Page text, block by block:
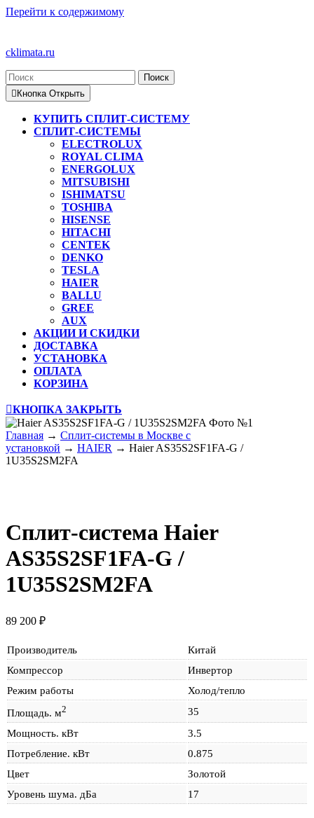
Перейти к содержимому
cklimata.ru
Кнопка Открыть
КУПИТЬ СПЛИТ-СИСТЕМУ
СПЛИТ-СИСТЕМЫ
ELECTROLUX
ROYAL CLIMA
ENERGOLUX
MITSUBISHI
ISHIMATSU
TOSHIBA
HISENSE
HITACHI
CENTEK
DENKO
TESLA
HAIER
BALLU
GREE
AUX
АКЦИИ И СКИДКИ
ДОСТАВКА
УСТАНОВКА
ОПЛАТА
КОРЗИНА
КНОПКА ЗАКРЫТЬ
Главная → Сплит-системы в Москве с
установкой → HAIER → Haier AS35S2SF1FA-G /
1U35S2SM2FA
Сплит-система Haier
AS35S2SF1FA-G /
1U35S2SM2FA
89 200 ₽
Производитель
Китай
Компрессор
Инвертор
Режим работы
Холод/тепло
Площадь. м2
35
Мощность. кВт
3.5
Потребление. кВт
0.875
Цвет
Золотой
Уровень шума. дБа
17